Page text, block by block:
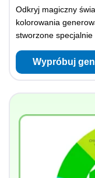
Odkryj magiczny
kolorowania
stworzone specjalnie
Wypróbuj